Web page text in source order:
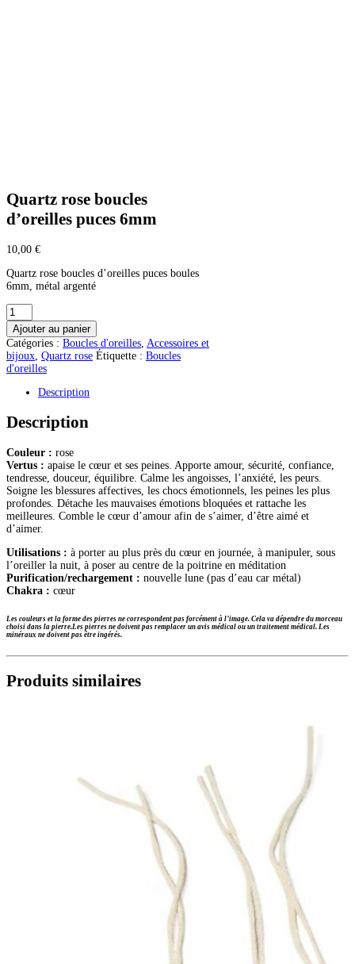
Quartz rose boucles
d’oreilles puces 6mm
10,00 €
Quartz rose boucles d’oreilles puces boules
6mm, métal argenté
quantité
de
Quartz
rose
boucles
d'oreilles
6mm
Ajouter au panier
Catégories : Boucles d'oreilles Accessoires et
bijoux Quartz rose Étiquette : Boucles
d'oreilles
Description
Description
Couleur : rose
Vertus : apaise le cœur et ses peines. Apporte amour, sécurité, confiance,
tendresse, douceur, équilibre. Calme les angoisses, l’anxiété, les peurs.
Soigne les blessures affectives, les chocs émotionnels, les peines les plus
profondes. Détache les mauvaises émotions bloquées et rattache les
meilleures. Comble le cœur d’amour afin de s’aimer, d’être aimé et
d’aimer.
Utilisations : à porter au plus près du cœur en journée, à manipuler, sous
l’oreiller la nuit, à poser au centre de la poitrine en méditation
Purification/rechargement : nouvelle lune (pas d’eau car métal)
Chakra : cœur
Les couleurs et la forme des pierres ne correspondent pas forcément à l’image. Cela va dépendre du morceau
choisi dans la pierre.Les pierres ne doivent pas remplacer un avis médical ou un traitement médical. Les
minéraux ne doivent pas être ingérés.
Produits similaires